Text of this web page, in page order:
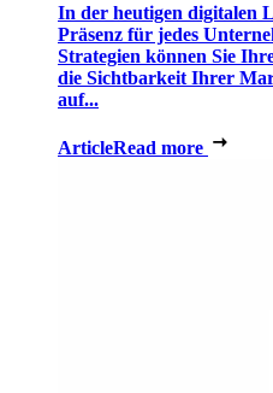
In der heutigen digitalen
Präsenz für jedes
Strategien können Sie
die Sichtbarkeit Ihrer
auf...
ArticleRead more